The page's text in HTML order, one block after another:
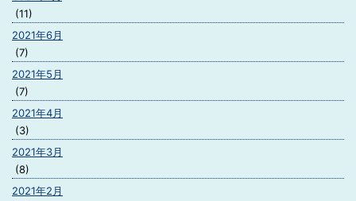
(11)
2021年6月
(7)
2021年5月
(7)
2021年4月
(3)
2021年3月
(8)
2021年2月